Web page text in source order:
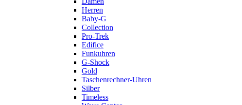
Herren
Baby-G
Collection
Pro-Trek
Edifice
Funkuhren
G-Shock
Gold
Taschenrechner-Uhren
Silber
Timeless